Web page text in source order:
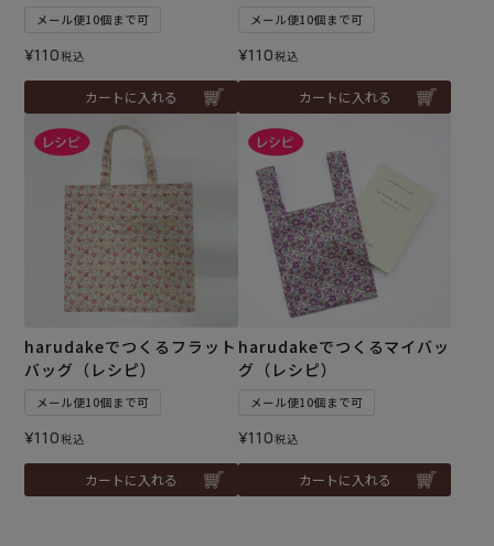
メール便10個まで可
¥110税込
カートに入れる
メール便10個まで可
¥110税込
カートに入れる
harudakeでつくるフラット
バッグ（レシピ）
メール便10個まで可
¥110税込
カートに入れる
harudakeでつくるマイバッ
グ（レシピ）
メール便10個まで可
¥110税込
カートに入れる